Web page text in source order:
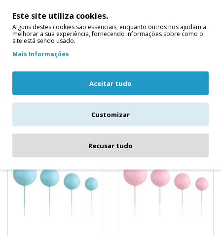
Topo Bolo Bolas
Natal
esferas de espuma para
3,90€
Topo Bolo Bolas
Mix Azul
escuros, 2 a..
3,90€
Este site utiliza cookies.
Alguns destes cookies são essenciais, enquanto outros nos ajudam a
melhorar a sua experiência, fornecendo informações sobre como o
site está sendo usado.
Mais Informações
Aceitar tudo
Customizar
Recusar tudo